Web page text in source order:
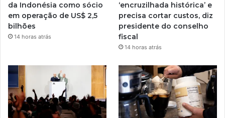
da Indonésia como sócio
em operação de US$ 2,5
bilhões
14 horas atrás
‘encruzilhada histórica’ e
precisa cortar custos, diz
presidente do conselho
fiscal
14 horas atrás